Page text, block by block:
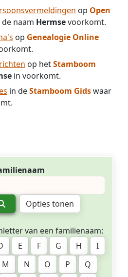
op Open
naam Hermsevoorkomt.
op Genealogie Online
op hetStamboom
in voorkomt.
in deStamboom Gidswaar
Opties tonen
van een familienaam:
E F G H
I
M N O P
Q